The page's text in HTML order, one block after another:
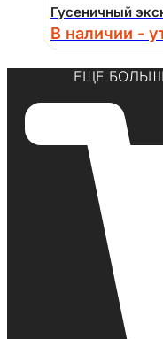
Гусеничный
В наличии -
ЕЩЕ